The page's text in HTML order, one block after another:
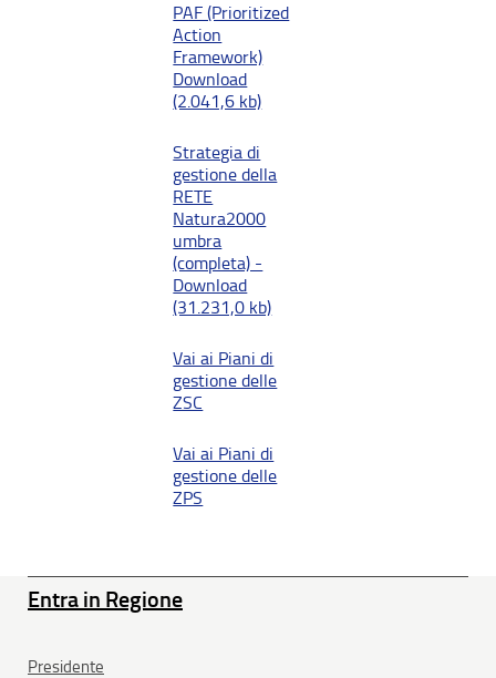
PAF (Prioritized
Action
Framework)
Download
(2.041,6 kb)
Strategia di
gestione della
RETE
Natura2000
umbra
(completa) -
Download
(31.231,0 kb)
Vai ai Piani di
gestione delle
ZSC
Vai ai Piani di
gestione delle
ZPS
Entra in Regione
Presidente